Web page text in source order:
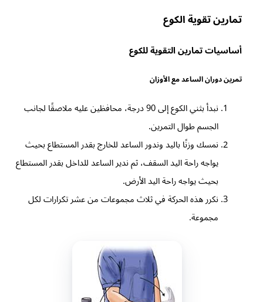
تمارين تقوية الكوع
أساسيات تمارين التقوية للكوع
تمرين دوران الساعد مع الأوزان
نبدأ بثني الكوع إلى 90 درجة، محافظين عليه ملاصقًا لجانب
الجسم طوال التمرين.
نمسك وزنًا باليد وندور الساعد للخارج بقدر المستطاع بحيث
يواجه راحة اليد السقف، ثم ندير الساعد للداخل بقدر المستطاع
بحيث يواجه راحة اليد الأرض.
نكرر هذه الحركة في ثلاث مجموعات من عشر تكرارات لكل
مجموعة.